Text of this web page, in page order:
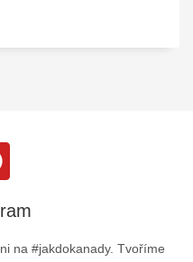
na #jakdokanady. Tvoříme